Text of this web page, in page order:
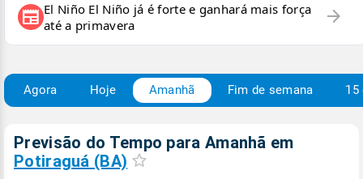
newspaper El Niño El Niño já é forte e ganhará mais força
até a primavera
arrow_forward
Agora Hoje Amanhã Fim de semana 15
Previsão do Tempo para Amanhã em
Potiraguá (BA)